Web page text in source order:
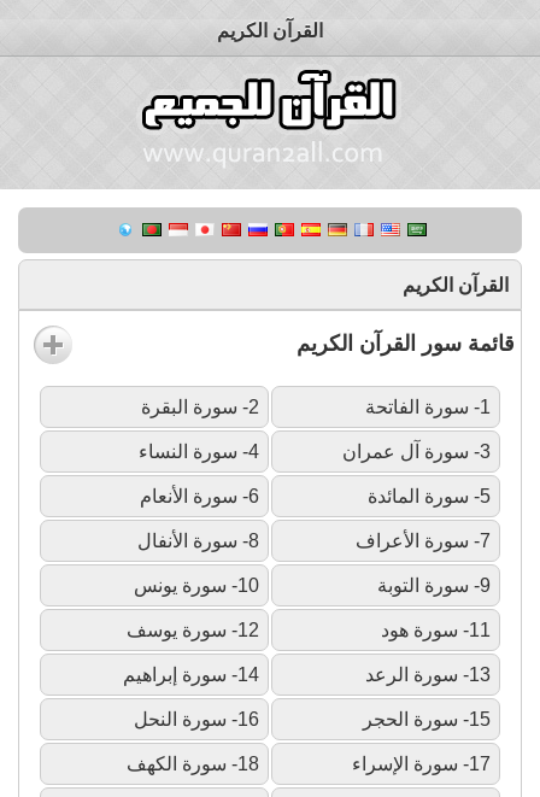
القرآن الكريم
القرآن الكريم
قائمة سور القرآن الكريم
1- سورة الفاتحة 2- سورة البقرة
3- سورة آل عمران 4- سورة النساء
5- سورة المائدة 6- سورة الأنعام
7- سورة الأعراف 8- سورة الأنفال
9- سورة التوبة 10- سورة يونس
11- سورة هود 12- سورة يوسف
13- سورة الرعد 14- سورة إبراهيم
15- سورة الحجر 16- سورة النحل
17- سورة الإسراء 18- سورة الكهف